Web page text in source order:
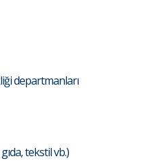
departmanları
tekstil vb.)